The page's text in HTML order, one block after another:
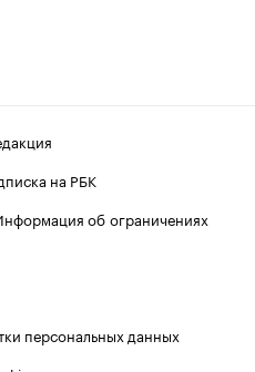
на РБК
об ограничениях
персональных данных